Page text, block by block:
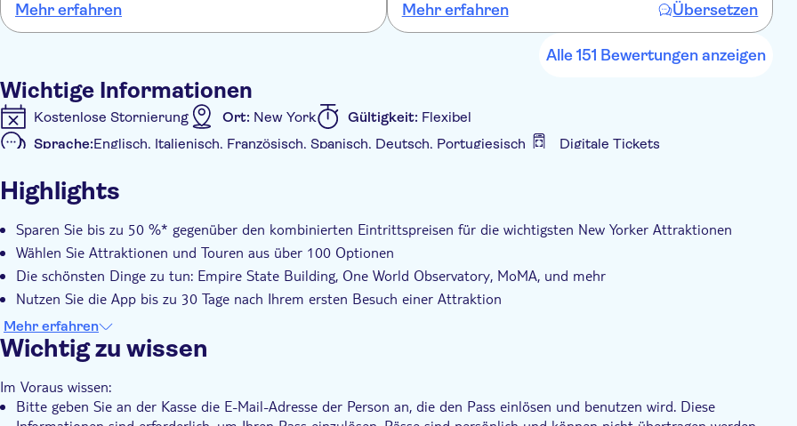
Empire State Building
Freiheitsstatue und Ellis Island Ferry
Top of the Rock Sternwarte
One World Observatorium
Big Bus 2-Tage Downtown & Uptown Hop-on Hop-off Tour
Madame Tussauds Eintritt + MARVEL Universe 4D
Central Park Fahrradverleih für einen ganzen Tag von Unlimited Biking
Mercer Labs - Museum für Kunst und Technologie
Museum für Moderne Kunst (MoMA)
Intrepid-Museum
Guggenheim-Museum
... und viele mehr! Das aktuelle Programm finden Sie in unserem
Mehr erfahren Mehr erfahren Übersetzen
Alle 151 Bewertungen anzeigen
Wichtige Informationen
Kostenlose Stornierung Ort: New York Gültigkeit: Flexibel
Sprache:Englisch, Italienisch, Französisch, Spanisch, Deutsch, Portugiesisch Digitale Tickets
Sofortbestätigung
Highlights
Sparen Sie bis zu 50 %* gegenüber den kombinierten Eintrittspreisen für die wichtigsten New Yorker Attraktionen
Wählen Sie Attraktionen und Touren aus über 100 Optionen
Die schönsten Dinge zu tun: Empire State Building, One World Observatory, MoMA, und mehr
Nutzen Sie die App bis zu 30 Tage nach Ihrem ersten Besuch einer Attraktion
Laden Sie die kostenlose App herunter, um Ihre Reiseroute zu planen und bei Bedarf Reservierungen vorzunehmen
Mehr erfahren
Wichtig zu wissen
Im Voraus wissen:
Bitte geben Sie an der Kasse die E-Mail-Adresse der Person an, die den Pass einlösen und benutzen wird. Diese